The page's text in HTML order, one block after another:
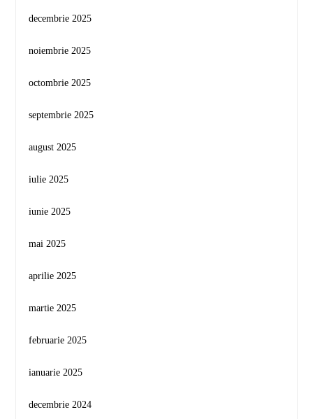
decembrie 2025
noiembrie 2025
octombrie 2025
septembrie 2025
august 2025
iulie 2025
iunie 2025
mai 2025
aprilie 2025
martie 2025
februarie 2025
ianuarie 2025
decembrie 2024